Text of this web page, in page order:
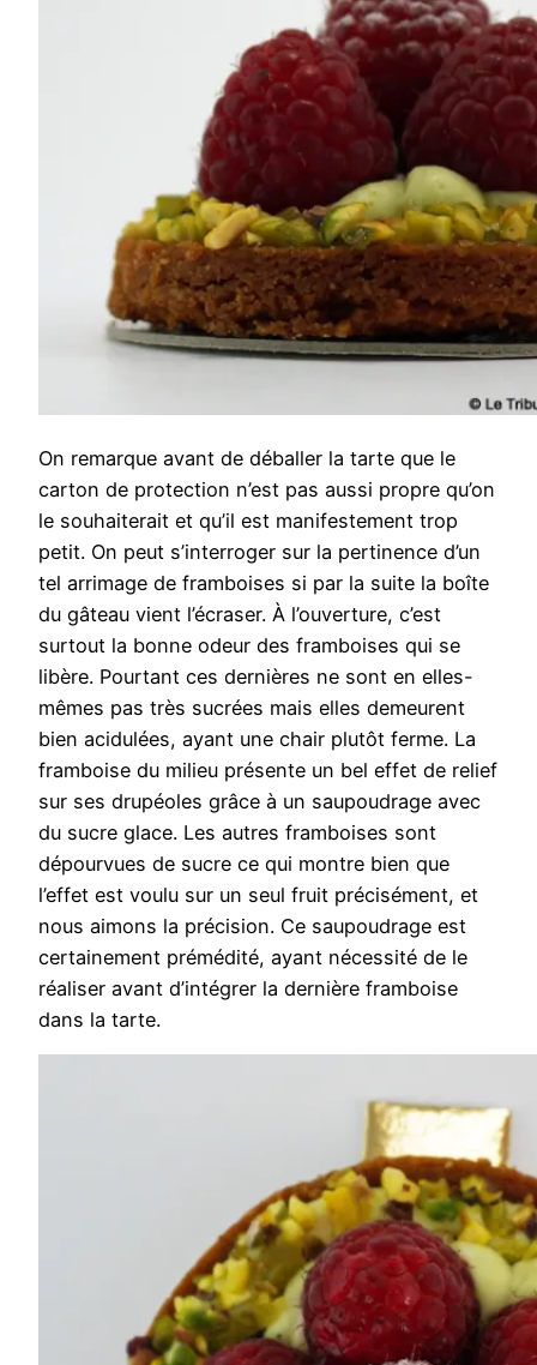
On remarque avant de déballer la tarte que le
carton de protection n’est pas aussi propre qu’on
le souhaiterait et qu’il est manifestement trop
petit. On peut s’interroger sur la pertinence d’un
tel arrimage de framboises si par la suite la boîte
du gâteau vient l’écraser. À l’ouverture, c’est
surtout la bonne odeur des framboises qui se
libère. Pourtant ces dernières ne sont en elles-
mêmes pas très sucrées mais elles demeurent
bien acidulées, ayant une chair plutôt ferme. La
framboise du milieu présente un bel effet de relief
sur ses drupéoles grâce à un saupoudrage avec
du sucre glace. Les autres framboises sont
dépourvues de sucre ce qui montre bien que
l’effet est voulu sur un seul fruit précisément, et
nous aimons la précision. Ce saupoudrage est
certainement prémédité, ayant nécessité de le
réaliser avant d’intégrer la dernière framboise
dans la tarte.